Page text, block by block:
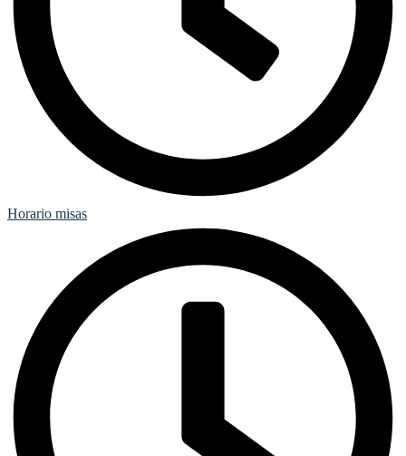
Horario misas